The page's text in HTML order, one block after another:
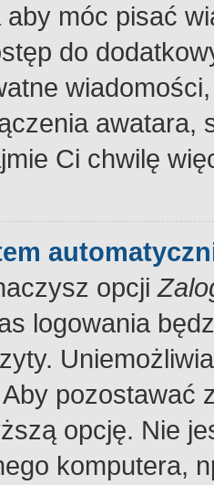
aby móc pisać
do
Ci chwilę
opcji
logowania
pozostawać
opcję. Nie
komputera,